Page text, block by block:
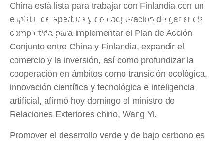
Red de Noticias de "la Franja y
la Ruta"
China está lista para trabajar con Finlandia con un
espíritu de apertura y de cooperación de ganancia
compartida para implementar el Plan de Acción
Conjunto entre China y Finlandia, expandir el
comercio y la inversión, así como profundizar la
cooperación en ámbitos como transición ecológica,
innovación científica y tecnológica e inteligencia
artificial, afirmó hoy domingo el ministro de
Relaciones Exteriores chino, Wang Yi.
Promover el desarrollo verde y de bajo carbono es